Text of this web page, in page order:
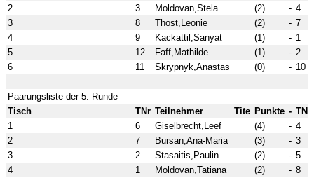
2
3 Moldovan,Stela (2) - 4
3
8 Thost,Leonie (2) - 7
4
9 Kackattil,Sanyat (1) - 1
5
12 Faff,Mathilde (1) - 2
6
11 Skrypnyk,Anastas (0) - 10
Paarungsliste der 5. Runde
Tisch
TNr Teilnehmer Tite Punkte - TNr
1
6 Giselbrecht,Leef (4) - 4
2
7 Bursan,Ana-Maria (3) - 3
3
2 Stasaitis,Paulin (2) - 5
4
1 Moldovan,Tatiana (2) - 8